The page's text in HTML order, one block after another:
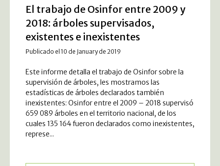
El trabajo de Osinfor entre 2009 y
2018: árboles supervisados,
existentes e inexistentes
Publicado el 10 de January de 2019
Este informe detalla el trabajo de Osinfor sobre la
supervisión de árboles, les mostramos las
estadísticas de árboles declarados también
inexistentes: Osinfor entre el 2009 – 2018 supervisó
659 089 árboles en el territorio nacional, de los
cuales 135 164 fueron declarados como inexistentes,
represe...